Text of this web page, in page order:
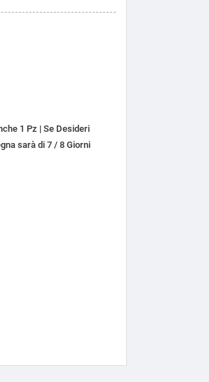
1 Pz | Se Desideri
sarà di 7 / 8 Giorni